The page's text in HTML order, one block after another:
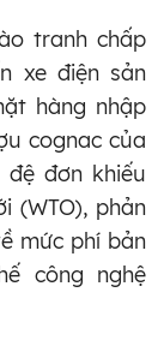
tranh chấp
xe điện sản
hàng nhập
cognac của
đơn khiếu
(WTO), phản
mức phí bản
công nghệ